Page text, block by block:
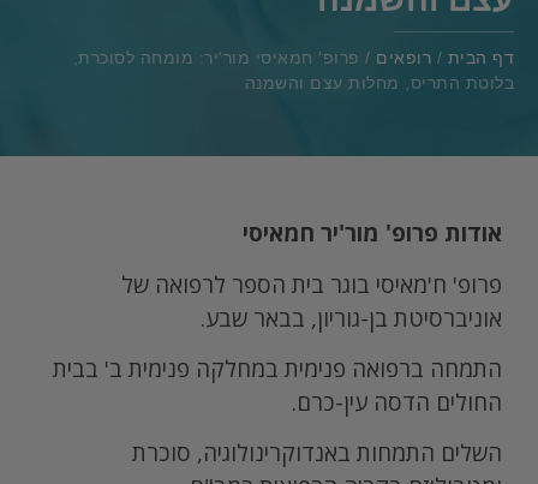
דף הבית / רופאים / פרופ' חמאיסי מור'יר: מומחה לסוכרת,
בלוטת התריס, מחלות עצם והשמנה
אודות פרופ' מור'יר חמאיסי
פרופ' ח'מאיסי בוגר בית הספר לרפואה של
אוניברסיטת בן-גוריון, בבאר שבע.
התמחה ברפואה פנימית במחלקה פנימית ב' בבית
החולים הדסה עין-כרם.
השלים התמחות באנדוקרינולוגיה, סוכרת